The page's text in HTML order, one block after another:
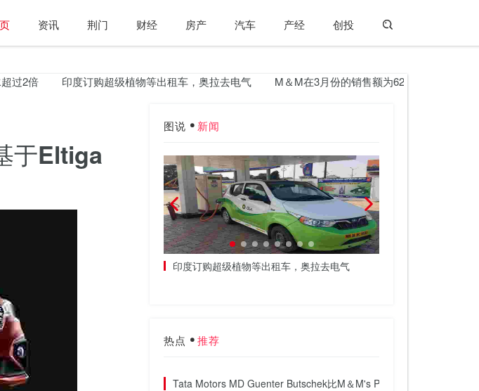
资讯 荆门 财经 房产 汽车 产经 创投
倍 印度订购超级植物等出租车，奥拉去电气 M＆M在3月份的销售额为62,952个单位
于Eltiga
图说 新闻
印度订购超级植物等出租车，奥拉去电气
热点 推荐
Tata Motors MD Guenter Butschek比M＆M's Pawan Goenka更加薪